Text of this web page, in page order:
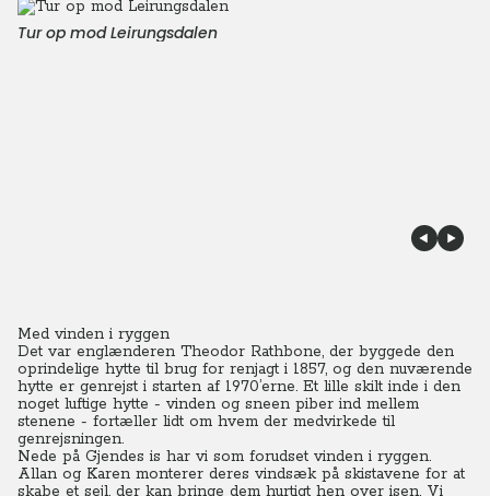
Tur op mod Leirungsdalen
Med vinden i ryggen
Det var englænderen Theodor Rathbone, der byggede den
oprindelige hytte til brug for renjagt i 1857, og den nuværende
hytte er genrejst i starten af 1970’erne. Et lille skilt inde i den
noget luftige hytte - vinden og sneen piber ind mellem
stenene - fortæller lidt om hvem der medvirkede til
genrejsningen.
Nede på Gjendes is har vi som forudset vinden i ryggen.
Allan og Karen monterer deres vindsæk på skistavene for at
skabe et sejl, der kan bringe dem hurtigt hen over isen. Vi